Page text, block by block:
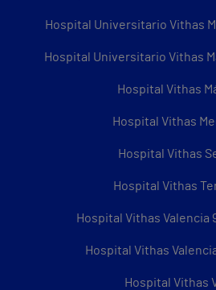
Hospital Universitario Vithas
Hospital Universitario Vithas
Hospital Vithas
Hospital Vithas
Hospital Vithas
Hospital Vithas
Hospital Vithas Valencia
Hospital Vithas
Hospital Vithas